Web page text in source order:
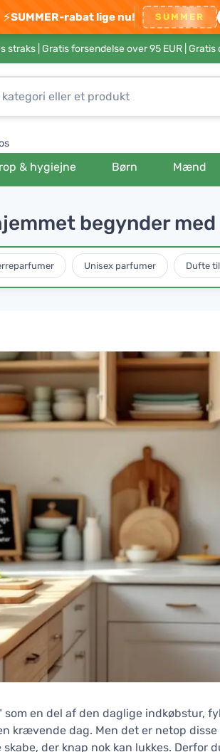
⚡SUMMER-rabat lige nu! SUMMER
straks | Gratis forsendelse over 95 EUR |
& hygiejne Børn Mænd
begynder med
Unisex parfumer Dufte
en del af den daglige indkøbstur,
krævende dag. Men det er netop disse
der knap nok kan lukkes. Derfor